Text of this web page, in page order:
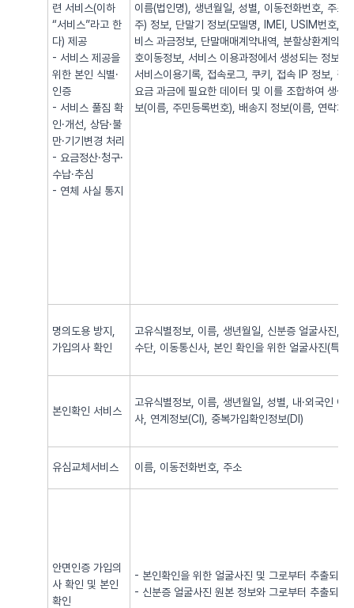
련 서비스(이하
“서비스”라고 한
다) 제공
- 서비스 제공을
위한 본인 식별·
인증
- 서비스 풀짐 확
인·개선, 상담·불
만·기기변경 처리
- 요금정산·청구·
수납·추심
- 연체 사실 통지
이름(법인명), 생년월일, 성별, 이동전화번호, 주
주) 정보, 단말기 정보(모델명, IMEI, USIM번호,
비스 과금정보, 단말매매계약내역, 분할상환계약
호이동정보, 서비스 이용과정에서 생성되는 정보(
서비스이용기록, 접속로그, 쿠키, 접속 IP 정보, 결
요금 과금에 필요한 데이터 및 이를 조합하여 생
보(이름, 주민등록번호), 배송지 정보(이름, 연락처,
명의도용 방지,
가입의사 확인
고유식별정보, 이름, 생년월일, 신분증 얼굴사진,
수단, 이동통신사, 본인 확인을 위한 얼굴사진(특징
본인확인 서비스
고유식별정보, 이름, 생년월일, 성별, 내·외국인
사, 연계정보(CI), 중복가입확인정보(DI)
유심교체서비스 이름, 이동전화번호, 주소
안면인증 가입의
사 확인 및 본인
확인
- 본인확인을 위한 얼굴사진 및 그로부터 추출되어
- 신분증 얼굴사진 원본 정보와 그로부터 추출되어